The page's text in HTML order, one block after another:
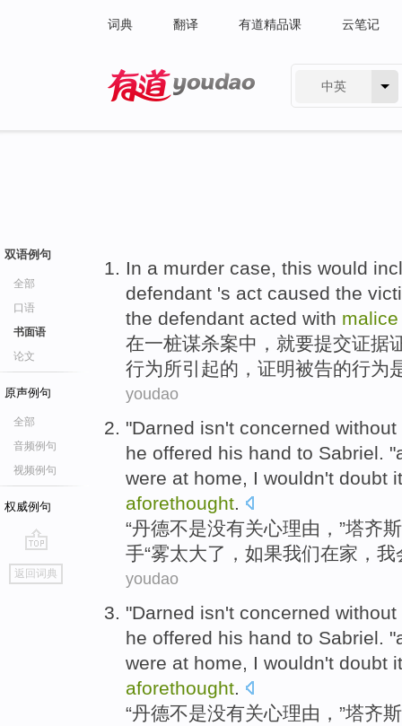
词典 翻译 有道精品课 云笔记
中英
双语例句
全部
口语
书面语
论文
原声例句
全部
音频例句
视频例句
权威例句
go
top
返回词典
In a murder case, this would
defendant 's act caused the
the defendant acted with malice
在一桩谋杀案中，就要提交证据
行为所引起的，证明被告的行为
youdao
"Darned isn't concerned without
he offered his hand to Sabriel.
were at home, I wouldn't doubt it
aforethought.
“丹德不是没有关心理由 ，”塔齐
手“雾太大了， 如果我们在家 ， 我
youdao
"Darned isn't concerned without
he offered his hand to Sabriel .
were at home
I wouldn't doubt it
aforethought
“丹德不是没有关心理由 ，”塔齐